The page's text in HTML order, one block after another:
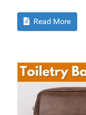
Read More